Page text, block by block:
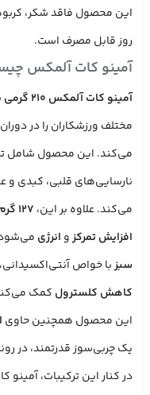
این محصول فاقد شکر،
روز قابل مصرف است.
آمینو کات آلمکس
آمینو کات آلمکس 210 گرمی
مختلف ورزشکاران را در دوران
می‌کند. این محصول شامل
نارسایی‌های قلبی،
می‌کند. علاوه بر این، ۱۲۷ گرم کافئین طبیعی
افزایش تمرکزو انرژی
سبزبا خواص
کاهش کلسترول کمک
این محصول همچنین حاوی
یک چربی‌سوز قدرتمند، در
در کنار این ترکیبات،